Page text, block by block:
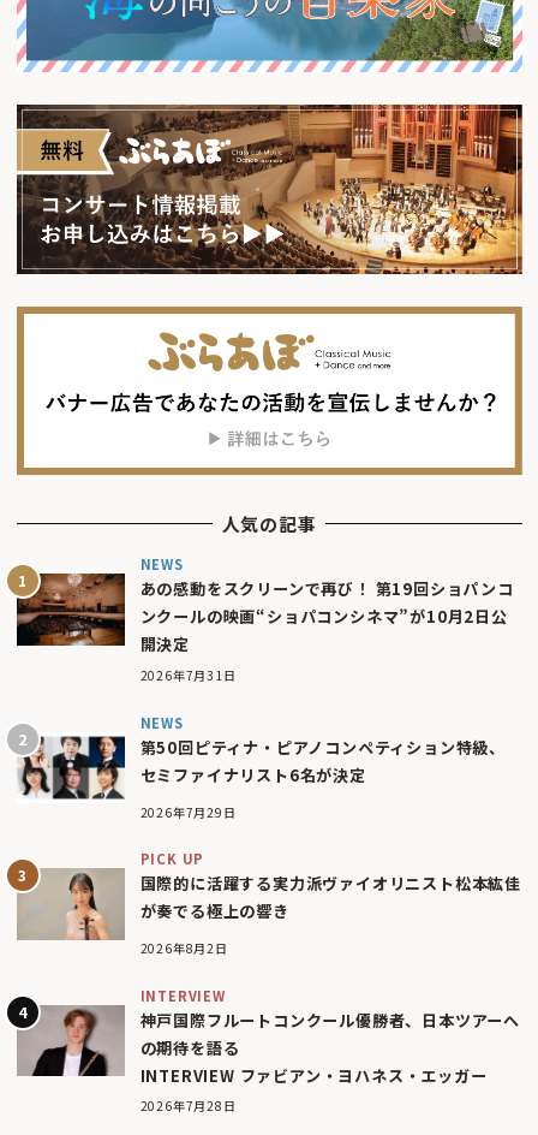
人気の記事
NEWS
あの感動をスクリーンで再び！ 第19回ショパンコ
ンクールの映画“ショパコンシネマ”が10月2日公
開決定
2026年7月31日
NEWS
第50回ピティナ・ピアノコンペティション特級、
セミファイナリスト6名が決定
2026年7月29日
PICK UP
国際的に活躍する実力派ヴァイオリニスト松本紘佳
が奏でる極上の響き
2026年8月2日
INTERVIEW
神戸国際フルートコンクール優勝者、日本ツアーへ
の期待を語る
INTERVIEW ファビアン・ヨハネス・エッガー
2026年7月28日